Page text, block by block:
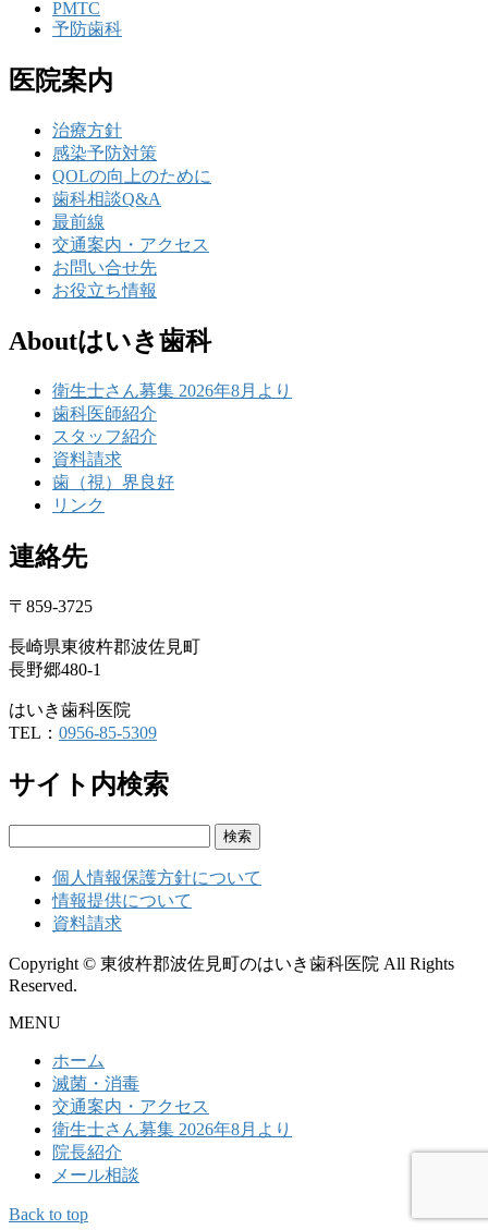
PMTC
予防歯科
医院案内
治療方針
感染予防対策
QOLの向上のために
歯科相談Q&A
最前線
交通案内・アクセス
お問い合せ先
お役立ち情報
Aboutはいき歯科
衛生士さん募集 2026年8月より
歯科医師紹介
スタッフ紹介
資料請求
歯（視）界良好
リンク
連絡先
〒859-3725
長崎県東彼杵郡波佐見町
長野郷480-1
はいき歯科医院
TEL： 0956-85-5309
サイト内検索
個人情報保護方針について
情報提供について
資料請求
Copyright © 東彼杵郡波佐見町のはいき歯科医院 All Rights
Reserved.
MENU
ホーム
滅菌・消毒
交通案内・アクセス
衛生士さん募集 2026年8月より
院長紹介
メール相談
Back to top